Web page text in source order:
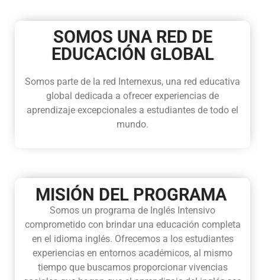
SOMOS UNA RED DE
EDUCACIÓN GLOBAL​
Somos parte de la red Internexus, una red educativa
global dedicada a ofrecer experiencias de
aprendizaje excepcionales a estudiantes de todo el
mundo.
MISIÓN DEL PROGRAMA
Somos un programa de Inglés Intensivo
comprometido con brindar una educación completa
en el idioma inglés. Ofrecemos a los estudiantes
experiencias en entornos académicos, al mismo
tiempo que buscamos proporcionar vivencias